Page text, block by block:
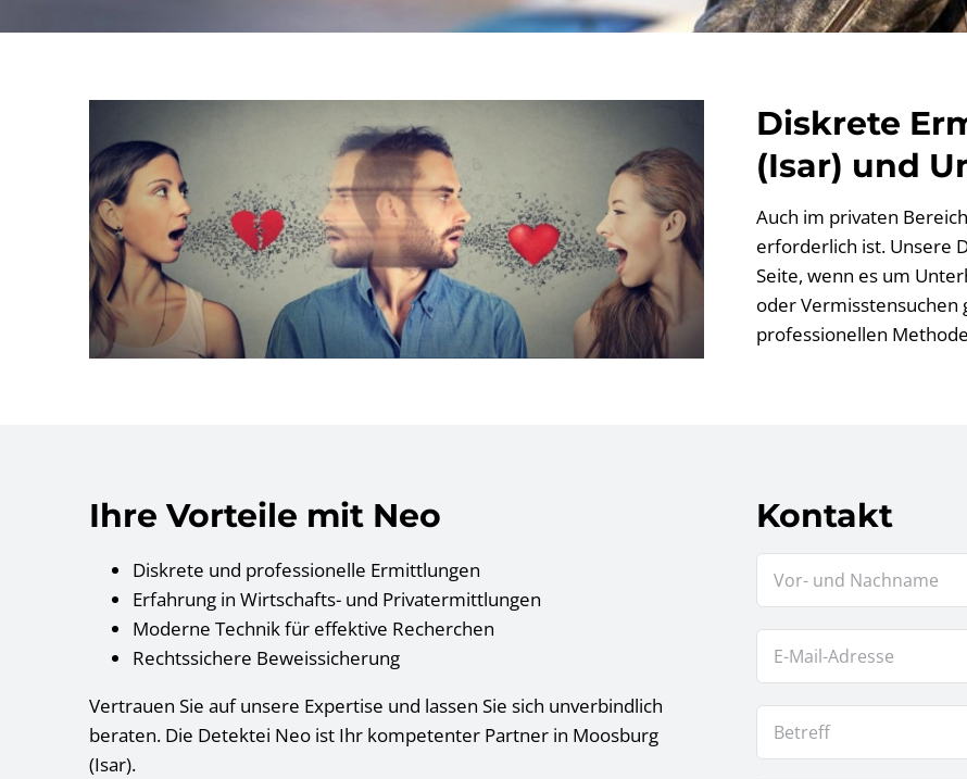
Diskrete
(Isar) und
Auch im privaten
erforderlich ist. Unsere
Seite, wenn es um
oder
professionellen
Ihre Vorteile mit Neo
Diskrete und professionelle Ermittlungen
Erfahrung in Wirtschafts- und Privatermittlungen
Moderne Technik für effektive Recherchen
Rechtssichere Beweissicherung
Vertrauen Sie auf unsere Expertise und lassen Sie sich unverbindlich
beraten. Die Detektei Neo ist Ihr kompetenter Partner in Moosburg
(Isar).
Kontakt